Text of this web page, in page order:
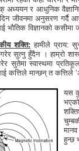
र आधुनिक वैज्ञानिक
जीवनमा अनुसरण गर्दै
भौतिक विज्ञानको कसीमा
शक्ति: हामीले प्राय:
गरेर सुत्नु हुँदैन । हाम्रो
सुतेमा स्वास्थमा
कत्तिले मान्छन् त कत्तिले
यस
हुन्छ